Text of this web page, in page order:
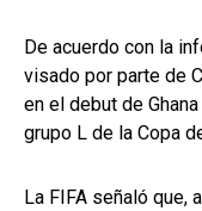
De acuerdo con la
visado por parte de
en el debut de
grupo L de la Copa
La FIFA señaló que,